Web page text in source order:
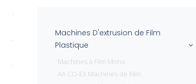
Machines D'extrusion de Film
Plastique
Machines à Film Mono
AA CO-EX Machines de Film